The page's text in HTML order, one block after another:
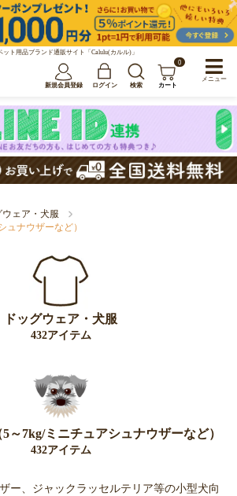
ト用品ブランド通販サイト「Calulu(カルル)」
新規会員登録 ログイン 検索
0
カート
ウェア・犬服
ュナウザーなど）
ドッグウェア・犬服
432アイテム
～7kg/ミニチュアシュナウザーなど）
432アイテム
ー、ジャックラッセルテリア等の小型犬向
メニュー